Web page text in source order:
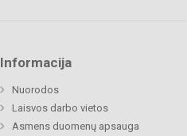
Informacija
Nuorodos
Laisvos darbo vietos
Asmens duomenų apsauga